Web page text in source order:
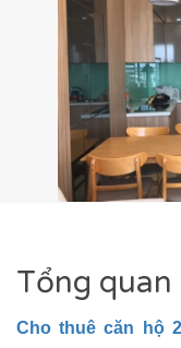
PLAZA
Tổng quan
Cho thuê căn hộ